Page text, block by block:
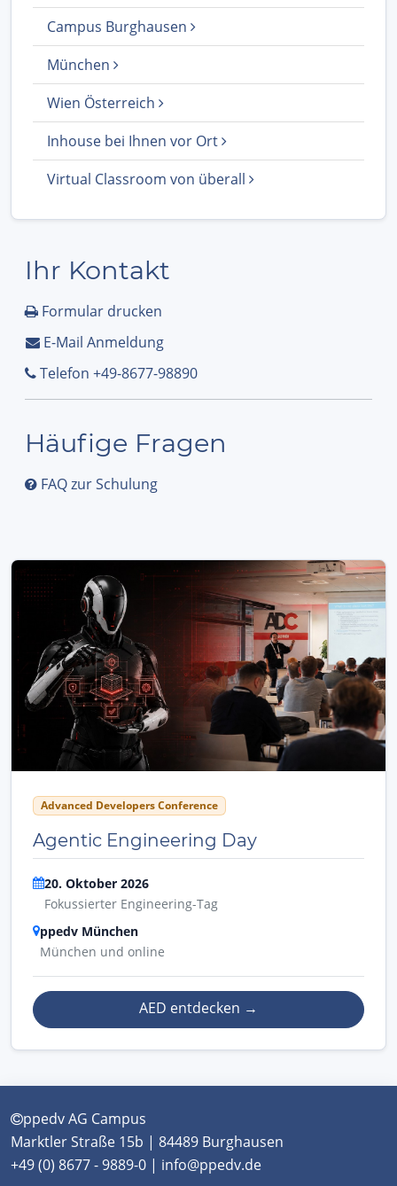
Campus Burghausen
München
Wien Österreich
Inhouse bei Ihnen vor Ort
Virtual Classroom von überall
Ihr Kontakt
Formular drucken
E-Mail Anmeldung
Telefon +49-8677-98890
Häufige Fragen
FAQ zur Schulung
Advanced Developers Conference
Agentic Engineering Day
20. Oktober 2026
Fokussierter Engineering-Tag
ppedv München
München und online
AED entdecken →
ppedv AG Campus
Marktler Straße 15b | 84489 Burghausen
+49 (0) 8677 - 9889-0 | info@ppedv.de